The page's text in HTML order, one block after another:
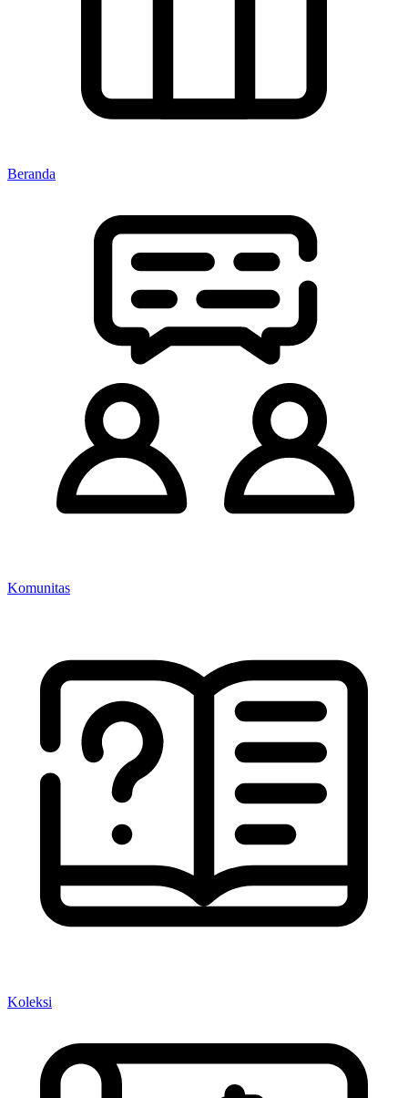
Beranda
Komunitas
Koleksi